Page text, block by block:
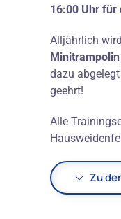
16:00 Uhr für
Alljährlich
Minitrampolin
dazu
geehrt!
Alle
Zu